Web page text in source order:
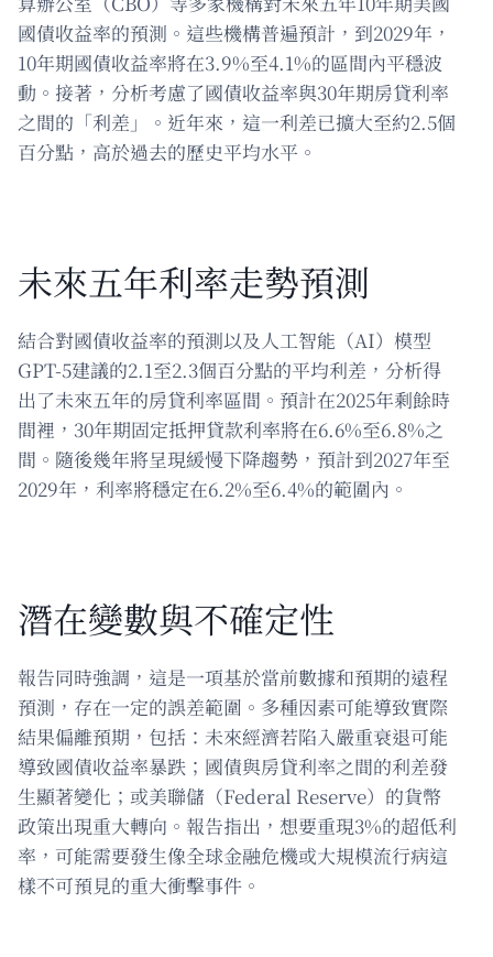
國債收益率的預測。這些機構普遍預計，到2029年，
10年期國債收益率將在3.9%至4.1%的區間內平穩波
動。接著，分析考慮了國債收益率與30年期房貸利率
之間的「利差」。近年來，這一利差已擴大至約2.5個
百分點，高於過去的歷史平均水平。
未來五年利率走勢預測
結合對國債收益率的預測以及人工智能（AI）模型
GPT-5建議的2.1至2.3個百分點的平均利差，分析得
出了未來五年的房貸利率區間。預計在2025年剩餘時
間裡，30年期固定抵押貸款利率將在6.6%至6.8%之
間。隨後幾年將呈現緩慢下降趨勢，預計到2027年至
2029年，利率將穩定在6.2%至6.4%的範圍內。
潛在變數與不確定性
報告同時強調，這是一項基於當前數據和預期的遠程
預測，存在一定的誤差範圍。多種因素可能導致實際
結果偏離預期，包括：未來經濟若陷入嚴重衰退可能
導致國債收益率暴跌；國債與房貸利率之間的利差發
生顯著變化；或美聯儲（Federal Reserve）的貨幣
政策出現重大轉向。報告指出，想要重現3%的超低利
率，可能需要發生像全球金融危機或大規模流行病這
樣不可預見的重大衝擊事件。